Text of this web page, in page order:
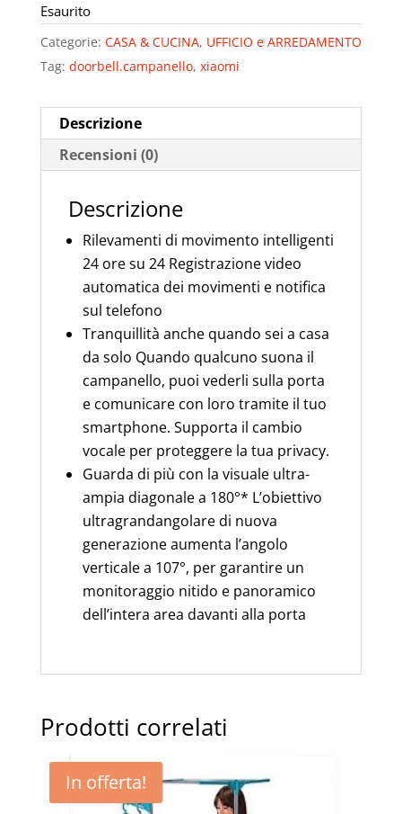
Esaurito
Categorie: CASA & CUCINA, UFFICIO e ARREDAMENTO
Tag: doorbell.campanello, xiaomi
Descrizione
Recensioni (0)
Descrizione
Rilevamenti di movimento intelligenti
24 ore su 24 Registrazione video
automatica dei movimenti e notifica
sul telefono
Tranquillità anche quando sei a casa
da solo Quando qualcuno suona il
campanello, puoi vederli sulla porta
e comunicare con loro tramite il tuo
smartphone. Supporta il cambio
vocale per proteggere la tua privacy.
Guarda di più con la visuale ultra-
ampia diagonale a 180°* L’obiettivo
ultragrandangolare di nuova
generazione aumenta l’angolo
verticale a 107°, per garantire un
monitoraggio nitido e panoramico
dell’intera area davanti alla porta
Prodotti correlati
In offerta!